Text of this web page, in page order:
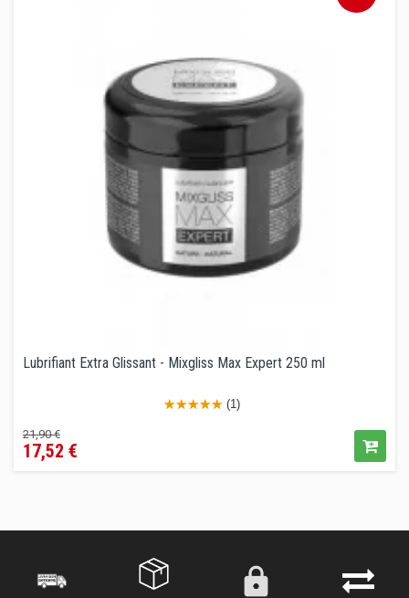
Lubrifiant Extra Glissant - Mixgliss Max Expert 250 ml
(1)
Prix
de
21,90 €Prix
17,52 €